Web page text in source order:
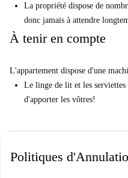
La propriété dispose de
donc jamais à attendre
À tenir en compte
L'appartement dispose d'une
Le linge de lit et les
d'apporter les vôtres!
Politiques